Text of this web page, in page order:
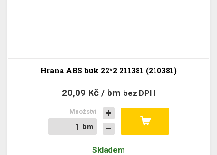
Hrana ABS buk 22*2 211381 (210381)
20,09 Kč / bm bez DPH
bm
bm
Množství
Skladem